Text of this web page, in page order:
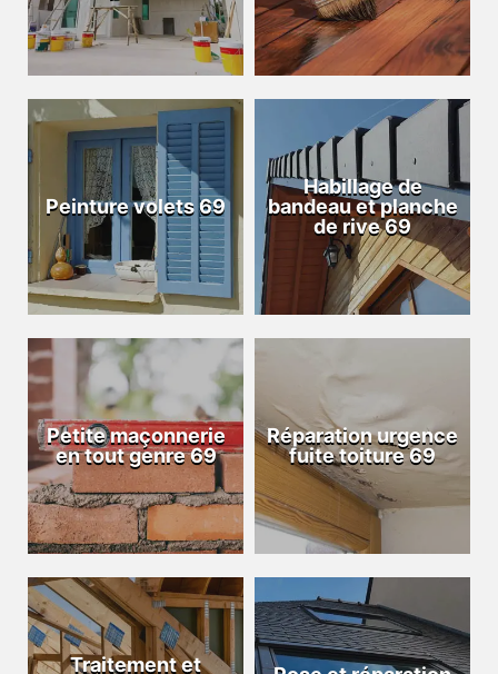
Peinture volets 69
Habillage de
bandeau et planche
de rive 69
Petite maçonnerie
en tout genre 69
Réparation urgence
fuite toiture 69
Traitement et